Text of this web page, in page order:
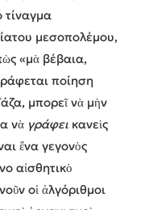
τίναγμα
μεσοπολέμου,
«μὰ βέβαια,
ποίηση
μπορεῖ νὰ μὴν
νὰ γράφει κανεὶς
ἕνα γεγονὸς
αἰσθητικὸ
οἱ ἀλγόριθμοι